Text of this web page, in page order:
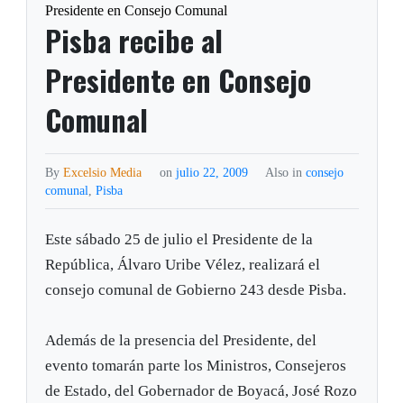
Presidente en Consejo Comunal
Pisba recibe al
Presidente en Consejo
Comunal
ByExcelsio Media on julio 22, 2009 Also in consejo
comunal,Pisba
Este sábado 25 de julio el Presidente de la
República, Álvaro Uribe Vélez, realizará el
consejo comunal de Gobierno 243 desde Pisba.
Además de la presencia del Presidente, del
evento tomarán parte los Ministros, Consejeros
de Estado, del Gobernador de Boyacá, José Rozo